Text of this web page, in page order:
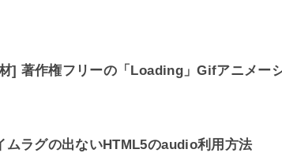
] 著作権フリーの「Loading」Gifアニメー
ムラグの出ないHTML5のaudio利用方法